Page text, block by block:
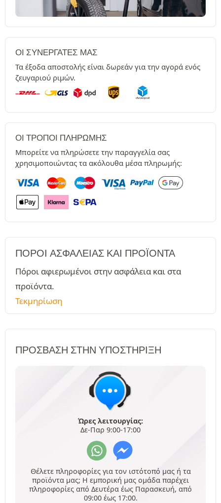
ΟΙ ΣΥΝΕΡΓΆΤΕΣ ΜΑΣ
Τα έξοδα αποστολής είναι δωρεάν για την αγορά ενός
ζευγαριού ριμών.
ΟΙ ΤΡΌΠΟΙ ΠΛΗΡΩΜΉΣ
Μπορείτε να πληρώσετε την παραγγελία σας
χρησιμοποιώντας τα ακόλουθα μέσα πληρωμής:
ΠΌΡΟΙ ΑΣΦΑΛΕΊΑΣ ΚΑΙ ΠΡΟΪΌΝΤΑ
Πόροι αφιερωμένοι στην ασφάλεια και στα
προϊόντα.
Τεκμηρίωση
ΠΡΌΣΒΑΣΗ ΣΤΗΝ ΥΠΟΣΤΉΡΙΞΗ
Ώρες λειτουργίας:
Δε-Παρ 9:00-17:00
Θέλετε πληροφορίες για τον ιστότοπό μας ή τα
προϊόντα μας; Η εμπορική μας ομάδα παρέχει
πληροφορίες από Δευτέρα έως Παρασκευή, από
09:00 έως 17:00.